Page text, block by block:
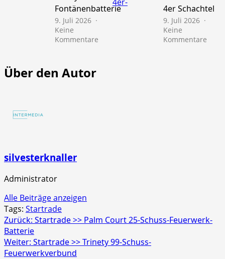
Fontänenbatterie
9. Juli 2026
Keine
Kommentare
4er Schachtel
9. Juli 2026
Keine
Kommentare
Über den Autor
silvesterknaller
Administrator
Alle Beiträge anzeigen
Tags: Startrade
Beitragsnavigation
Zurück: Startrade >> Palm Court 25-Schuss-Feuerwerk-
Batterie
Weiter: Startrade >> Trinety 99-Schuss-
Feuerwerkverbund